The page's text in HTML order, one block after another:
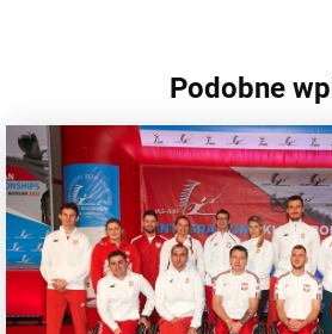
Podobne